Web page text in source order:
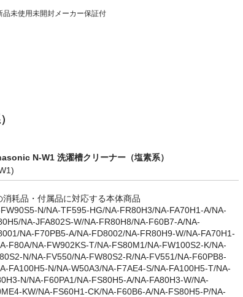
未使用未開封メーカー保証付
N-W1 洗濯槽クリーナー（塩素系）
消耗品・付属品に対応する本体商品
N/NA-TF595-HG/NA-FR80H3/NA-FA70H1-A/NA-
NA-JFA802S-W/NA-FR80H8/NA-F60B7-A/NA-
NA-F70PB5-A/NA-FD8002/NA-FR80H9-W/NA-FA70H1-
F80A/NA-FW902KS-T/NA-FS80M1/NA-FW100S2-K/NA-
N/NA-FV550/NA-FW80S2-R/NA-FV551/NA-F60PB8-
FA100H5-N/NA-W50A3/NA-F7AE4-S/NA-FA100H5-T/NA-
N/NA-F60PA1/NA-FS80H5-A/NA-FA80H3-W/NA-
KW/NA-FS60H1-CK/NA-F60B6-A/NA-FS80H5-P/NA-